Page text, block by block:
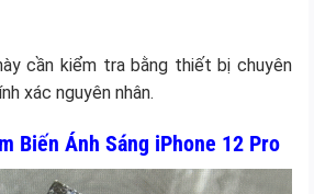
cần kiểm tra bằng thiết bị chuyên
xác nguyên nhân.
Biến Ánh Sáng iPhone 12 Pro